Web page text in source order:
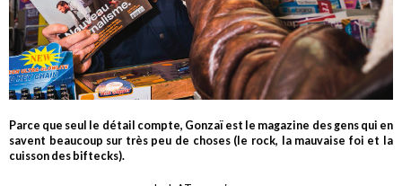
Parce que seul le détail compte, Gonzaï est le magazine des gens qui en
savent beaucoup sur très peu de choses (le rock, la mauvaise foi et la
cuisson des biftecks).